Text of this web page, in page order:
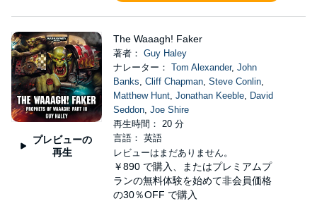
プレビューの
再生
The Waaagh! Faker
著者： Guy Haley
ナレーター： Tom Alexander, John
Banks, Cliff Chapman, Steve Conlin,
Matthew Hunt, Jonathan Keeble, David
Seddon, Joe Shire
再生時間： 20 分
言語： 英語
レビューはまだありません。
￥890 で購入、またはプレミアムプ
ランの無料体験を始めて非会員価格
の30％OFF で購入